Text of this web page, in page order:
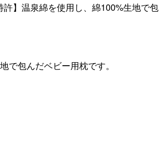
】温泉綿を使用し、綿100%生地で包
で包んだベビー用枕です。